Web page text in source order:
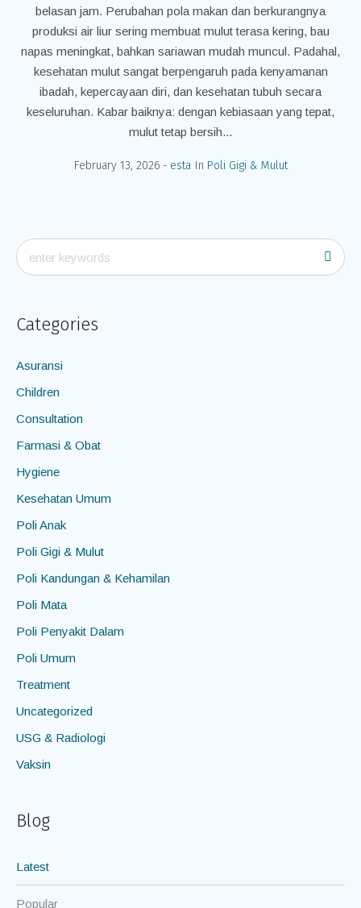
belasan jam. Perubahan pola makan dan berkurangnya
produksi air liur sering membuat mulut terasa kering, bau
napas meningkat, bahkan sariawan mudah muncul. Padahal,
kesehatan mulut sangat berpengaruh pada kenyamanan
ibadah, kepercayaan diri, dan kesehatan tubuh secara
keseluruhan. Kabar baiknya: dengan kebiasaan yang tepat,
mulut tetap bersih...
February 13, 2026 esta In Poli Gigi & Mulut
Categories
Asuransi
Children
Consultation
Farmasi & Obat
Hygiene
Kesehatan Umum
Poli Anak
Poli Gigi & Mulut
Poli Kandungan & Kehamilan
Poli Mata
Poli Penyakit Dalam
Poli Umum
Treatment
Uncategorized
USG & Radiologi
Vaksin
Blog
Latest
Popular